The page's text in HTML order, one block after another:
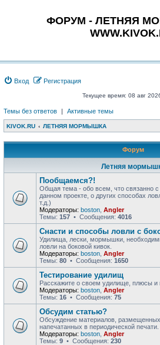
ФОРУМ - ЛЕТНЯЯ
Вход Регистрация
Текущее время: 08 авг
Темы без ответов | Активные темы
KIVOK.RU ЛЕТНЯЯ МОРМЫШКА
Форум
Летняя
Пообщаемся?!
Общая тема - обо всем, что связанно
данном проекте, о других способах
т.д.)
Модераторы: boston Angler
Темы: 157 • Сообщения: 4016
Снасти и способы ловли с
Удилища, лески, мормышки,
ловли на боковой кивок.
Модераторы: boston Angler
Темы: 80 • Сообщения: 1650
Тестирование удилищ
Расскажите о своем удилище, плюсы
Модераторы: boston Angler
Темы: 16 • Сообщения: 75
Обсудим статью?
Обсуждение материалов,
напечатанных в периодической печати.
Модераторы: boston Angler
Темы: 9 • Сообщения: 230